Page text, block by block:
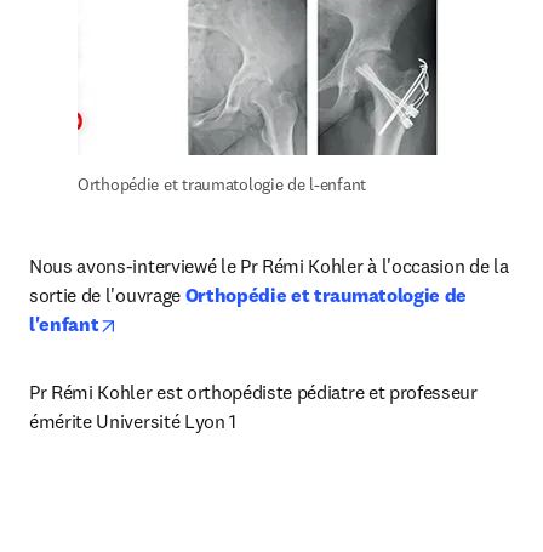
Orthopédie et traumatologie de l-enfant
Nous avons-interviewé le Pr Rémi Kohler à l'occasion de la
sortie de l'ouvrage Orthopédie et traumatologie de
l'enfant
Pr Rémi Kohler est orthopédiste pédiatre et professeur
émérite Université Lyon 1